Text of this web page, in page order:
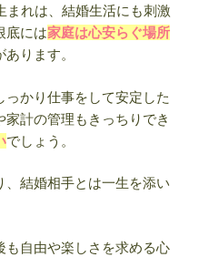
まれは、結婚生活にも刺激
底には家庭は心安らぐ場所
ります。
かり仕事をして安定した
計の管理もきっちりでき
でしょう。
結婚相手とは一生を添い
も自由や楽しさを求める心